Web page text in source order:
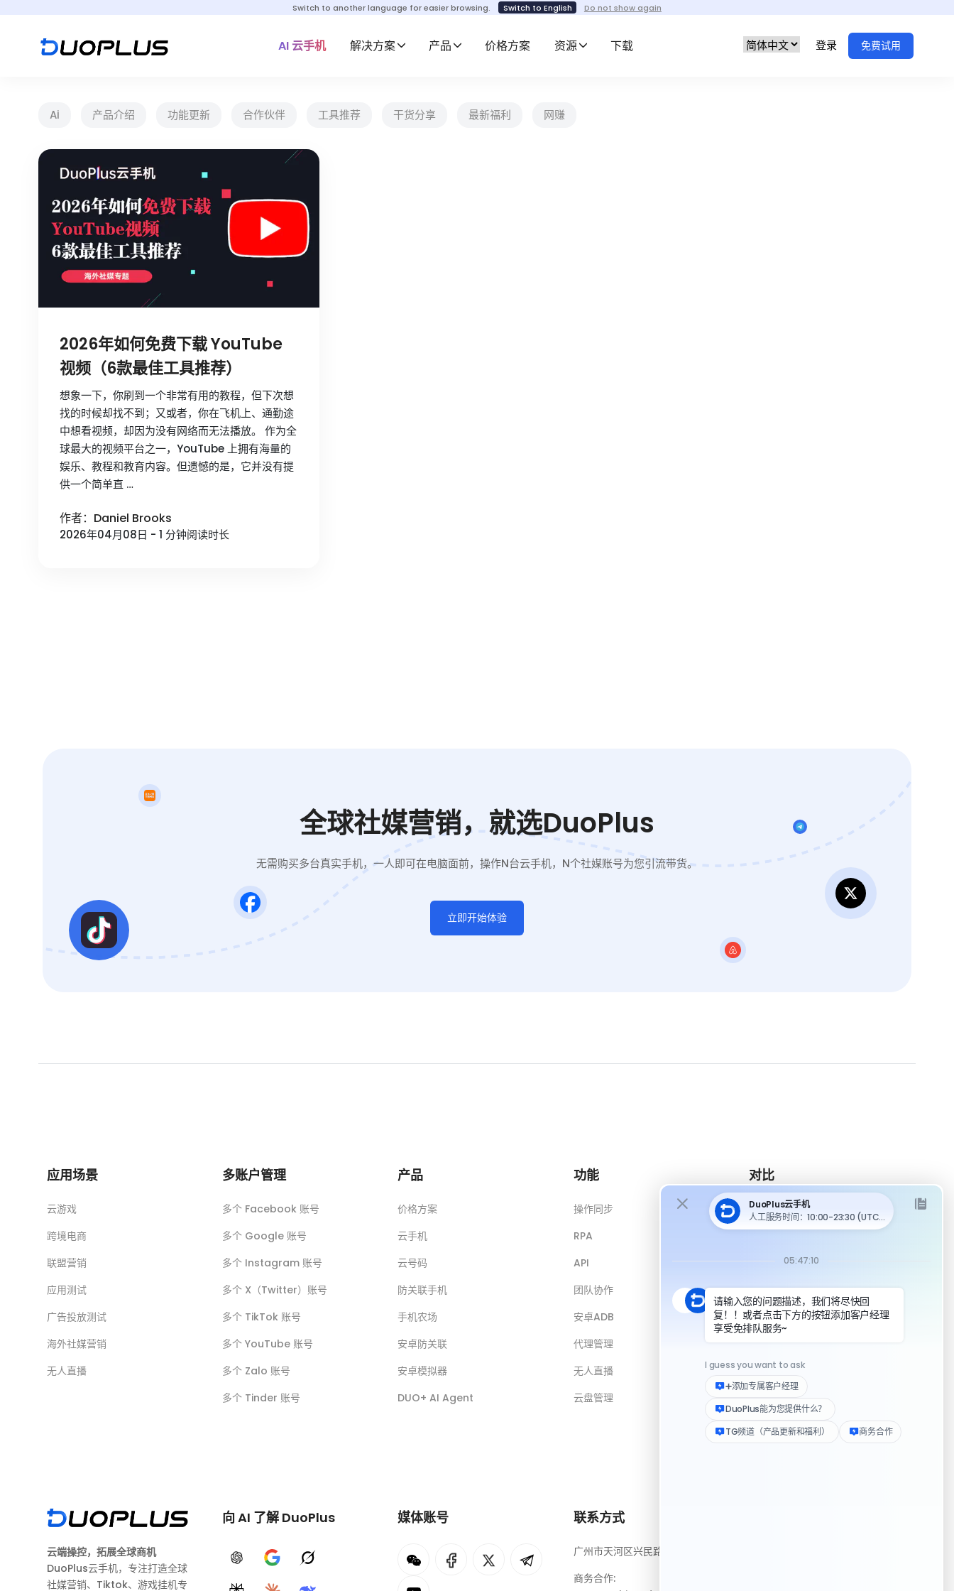
Switch to another language for easier browsing. Switch to English Do not show again
AI 云手机 解决方案 产品 价格方案 资源 下载 登录 免费试用
Ai 产品介绍 功能更新 合作伙伴 工具推荐 干货分享 最新福利 网赚
2026年如何免费下载 YouTube
视频（6款最佳工具推荐）
想象一下，你刷到一个非常有用的教程，但下次想
找的时候却找不到；又或者，你在飞机上、通勤途
中想看视频，却因为没有网络而无法播放。 作为全
球最大的视频平台之一，YouTube 上拥有海量的
娱乐、教程和教育内容。但遗憾的是，它并没有提
供一个简单直 …
作者：Daniel Brooks
2026年04月08日 - 1 分钟阅读时长
全球社媒营销，就选DuoPlus
无需购买多台真实手机，一人即可在电脑面前，操作N台云手机，N个社媒账号为您引流带货。
立即开始体验
应用场景
云游戏
跨境电商
联盟营销
应用测试
广告投放测试
海外社媒营销
无人直播
多账户管理
多个 Facebook 账号
多个 Google 账号
多个 Instagram 账号
多个 X（Twitter）账号
多个 TikTok 账号
多个 YouTube 账号
多个 Zalo 账号
多个 Tinder 账号
产品
价格方案
云手机
云号码
防关联手机
手机农场
安卓防关联
安卓模拟器
DUO+ AI Agent
功能
操作同步
RPA
API
团队协作
安卓ADB
代理管理
无人直播
云盘管理
对比
DuoPlus 对比 MoreLogin
DuoPlus 对比安卓模拟器
DuoPlus 对比指纹浏览器
DuoPlus 对比实体机
云端操控，拓展全球商机
DuoPlus云手机，专注打造全球
社媒营销、Tiktok、游戏挂机专
向 AI 了解 DuoPlus
ChatGPTGoogle AIGrok
媒体账号 联系方式
广州市天河区兴民路222号3310房
商务合作: